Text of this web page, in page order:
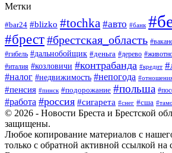
Метки
#bar24 #blizko #tochka #авто #банк
#брест#брестская_область
#гибель #дальнобойщик #деньга #дерево
#италия #козловичи #контрабанда #кредит
#налог #недвижимость #непогода
#пенсия #пинск #подорожание #польша
#работа #россия #сигарета #снег #сша
© 2026 - Новости Бреста и Брестской
защищены.
Любое копирование материалов с
только с обратной активной ссылкой на